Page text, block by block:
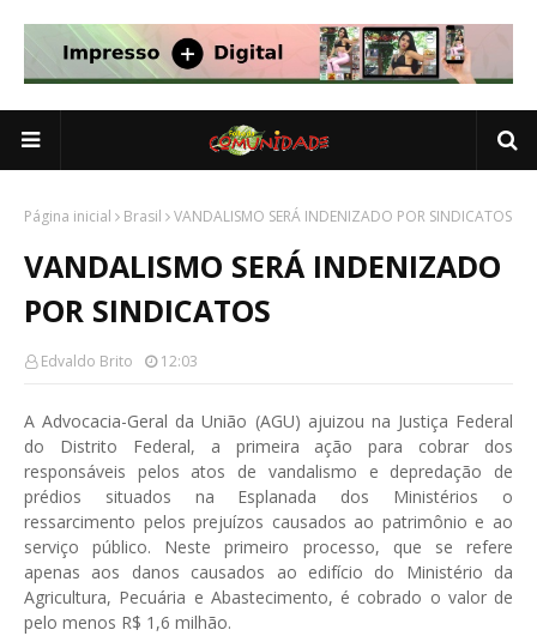
Página inicial Brasil VANDALISMO SERÁ INDENIZADO POR SINDICATOS
VANDALISMO SERÁ INDENIZADO
POR SINDICATOS
Edvaldo Brito 12:03
A Advocacia-Geral da União (AGU) ajuizou na Justiça Federal
do Distrito Federal, a primeira ação para cobrar dos
responsáveis pelos atos de vandalismo e depredação de
prédios situados na Esplanada dos Ministérios o
ressarcimento pelos prejuízos causados ao patrimônio e ao
serviço público. Neste primeiro processo, que se refere
apenas aos danos causados ao edifício do Ministério da
Agricultura, Pecuária e Abastecimento, é cobrado o valor de
pelo menos R$ 1,6 milhão.